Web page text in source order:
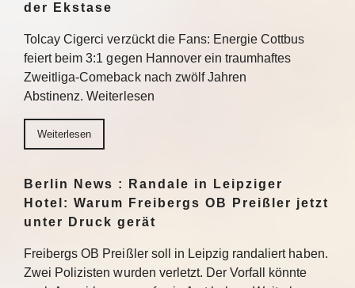
der Ekstase
Tolcay Cigerci verzückt die Fans: Energie Cottbus
feiert beim 3:1 gegen Hannover ein traumhaftes
Zweitliga-Comeback nach zwölf Jahren
Abstinenz. Weiterlesen
Weiterlesen
Berlin News : Randale in Leipziger
Hotel: Warum Freibergs OB Preißler jetzt
unter Druck gerät
Freibergs OB Preißler soll in Leipzig randaliert haben.
Zwei Polizisten wurden verletzt. Der Vorfall könnte